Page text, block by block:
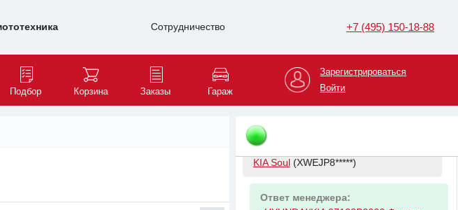
Сотрудничество +7 (495) 150-18-88
Подбор Корзина Заказы Гараж
Зарегистрироваться
Войти
(XWEJP8*****)
HYUNDAI/KIA 2630035505 Фильтр
масляный Kia & Hyundai
6 авг 20:22
Запрос клиента:
KIA Soul (XWEJP8*****)
Ответ менеджера: